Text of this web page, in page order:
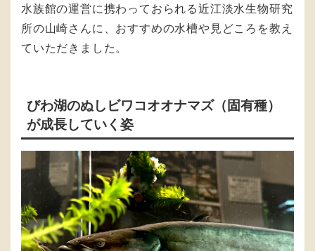
水族館の運営に携わっておられる近江淡水生物研究
所の山崎さんに、おすすめの水槽や見どころを教え
ていただきました。
びわ湖のぬしビワコオオナマズ（固有種）
が成長していく姿